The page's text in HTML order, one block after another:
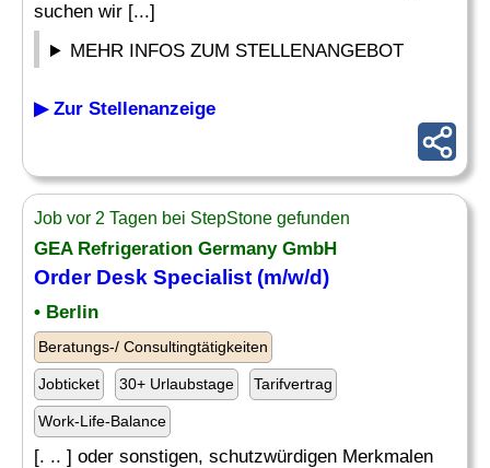
suchen wir [...]
MEHR INFOS ZUM STELLENANGEBOT
▶ Zur Stellenanzeige
Job vor 2 Tagen bei StepStone gefunden
GEA Refrigeration Germany GmbH
OrderDesk Specialist (m/w/d)
• Berlin
Beratungs-/ Consultingtätigkeiten
Jobticket 30+ Urlaubstage Tarifvertrag
Work-Life-Balance
[. .. ] oder sonstigen, schutzwürdigen Merkmalen